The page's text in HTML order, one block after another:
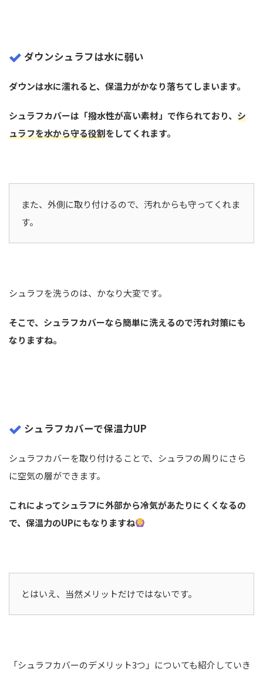
ダウンシュラフは水に弱い
ダウンは水に濡れると、保温力がかなり落ちてしまいます。
シュラフカバーは「撥水性が高い素材」で作られており、 シ
ュラフを水から守る役割をしてくれます。
また、外側に取り付けるので、汚れからも守ってくれま
す。
シュラフを洗うのは、かなり大変です。
そこで、シュラフカバーなら簡単に洗えるので汚れ対策にも
なりますね。
シュラフカバーで保温力UP
シュラフカバーを取り付けることで、シュラフの周りにさら
に空気の層ができます。
これによってシュラフに外部から冷気があたりにくくなるの
で、保温力のUPにもなりますね
とはいえ、当然メリットだけではないです。
「シュラフカバーのデメリット3つ」についても紹介していき